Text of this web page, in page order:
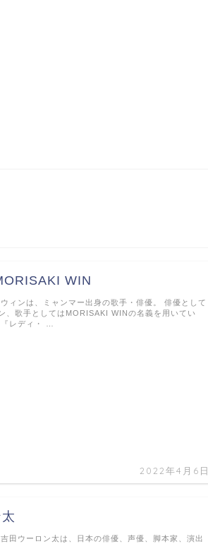
WIN
2022年4月6日
ィンは、ミャンマー出身の歌手・俳優。 俳優として
、歌手としてはMORISAKI WINの名義を用いてい
レディ・ …
田ウーロン太は、日本の俳優、声優、脚本家、演出